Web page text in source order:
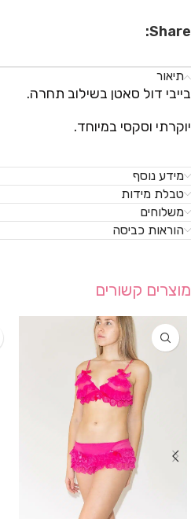
Share:
תיאור
בייבי דול סאטן בשילוב תחרה.
יוקרתי וסקסי במיוחד.
מידע נוסף
טבלת מידות
משלוחים
הוראות כביסה
מוצרים קשורים